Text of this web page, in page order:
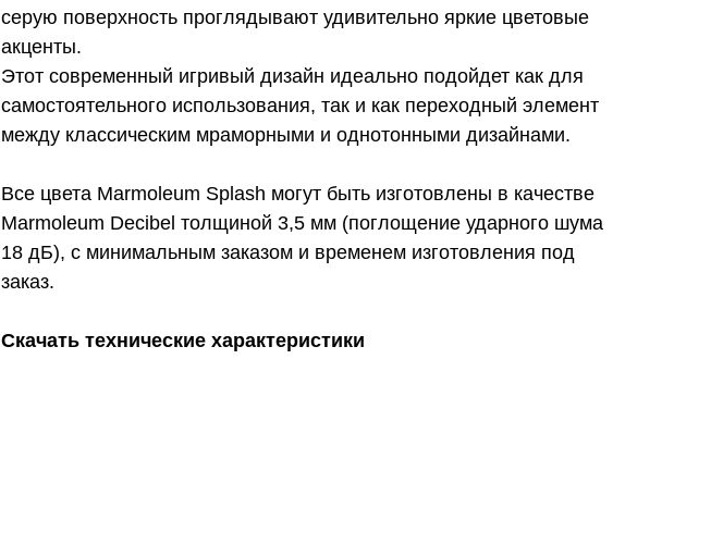
серую поверхность проглядывают удивительно яркие цветовые
акценты.
Этот современный игривый дизайн идеально подойдет как для
самостоятельного использования, так и как переходный элемент
между классическим мраморными и однотонными дизайнами.
Все цвета Marmoleum Splash могут быть изготовлены в качестве
Marmoleum Decibel толщиной 3,5 мм (поглощение ударного шума
18 дБ), с минимальным заказом и временем изготовления под
заказ.
Скачать технические характеристики